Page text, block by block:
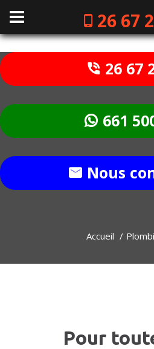
26 67
26 67
661
Nous
Accueil
Pour